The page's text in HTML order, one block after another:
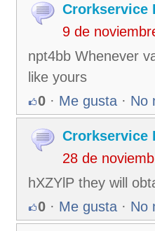
Crorkservice
9 de
npt4bb Whenever
like yours
0 · Me gusta · No
Crorkservice
28 de
hXZYlP they will
0 · Me gusta · No